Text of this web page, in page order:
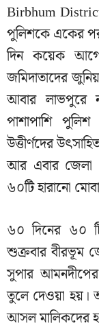
Birbhum
পুলিশকে একের
দিন কয়েক
জমিদাতাদের
আবার লাভপুরে
পাশাপাশি
উত্তীর্ণদের
আর এবার জেলা
৬০টি হারানো
৬০ দিনের ৬০
শুক্রবার বীরভূম
সুপার
তুলে দেওয়া হয়।
আসল মালিকদের